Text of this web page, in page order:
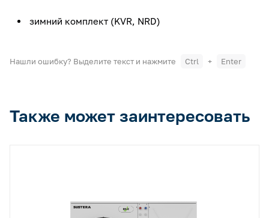
зимний комплект (KVR, NRD)
Нашли ошибку? Выделите текст и нажмите Ctrl + Enter
Также может заинтересовать